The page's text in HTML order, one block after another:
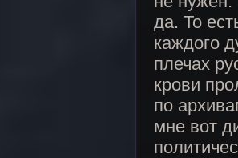
да. То
каждого
плечах
крови
по
мне вот